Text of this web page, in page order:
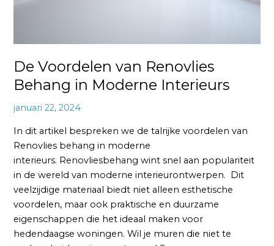
De Voordelen van Renovlies
Behang in Moderne Interieurs
januari 22, 2024
In dit artikel bespreken we de talrijke voordelen van
Renovlies behang in moderne
interieurs. Renovliesbehang wint snel aan populariteit
in de wereld van moderne interieurontwerpen. Dit
veelzijdige materiaal biedt niet alleen esthetische
voordelen, maar ook praktische en duurzame
eigenschappen die het ideaal maken voor
hedendaagse woningen. Wil je muren die niet te